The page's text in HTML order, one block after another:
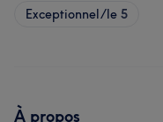
Exceptionnel/le 5
À propos